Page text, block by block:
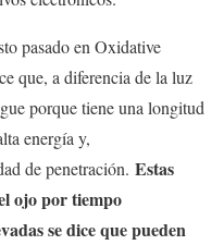
pasado en Oxidative
que, a diferencia de la luz
porque tiene una longitud
energía y,
de penetración. Estas
ojo por tiempo
se dice que pueden